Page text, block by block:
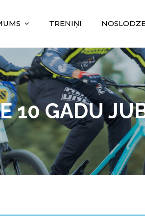
TRENIŅI
10 GADU